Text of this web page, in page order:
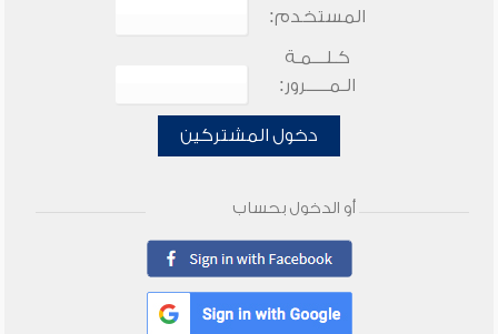
المستخدم:
كـلـــمـة
الـمـــــرور:
دخول المشتركين
أو الدخول بحساب